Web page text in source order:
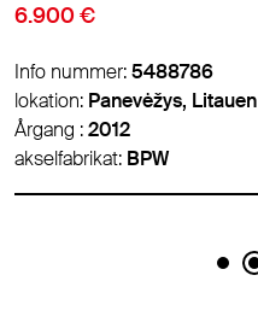
6.900 €
Info nummer:5488786
lokation: Panevėžys, Litauen
Årgang :2012
akselfabrikat: BPW